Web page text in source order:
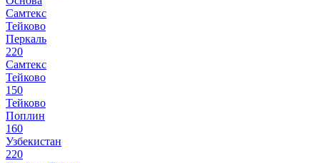
Самтекс
Тейково
Перкаль
220
Самтекс
Тейково
150
Тейково
Поплин
160
Узбекистан
220